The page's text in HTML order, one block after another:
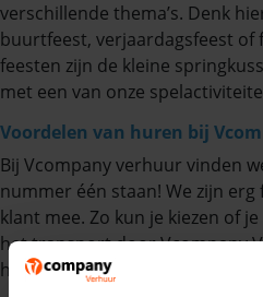
verschillende thema’s. Denk
buurtfeest, verjaardagsfeest of
feesten zijn de kleine
met een van onze
Voordelen van huren bij
Bij Vcompany verhuur vinden
nummer één staan! We zijn
klant mee. Zo kun je kiezen of
het transport door Vcompany
het zelf doet.